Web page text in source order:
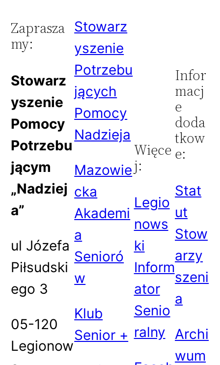
Zaprasza
my:
Stowarz
yszenie
Pomocy
Potrzebu
jącym
„Nadziej
a”
ul Józefa
Piłsudski
ego 3
05-120
Legionow
Stowarz
yszenie
Potrzebu
jących
Pomocy
Nadzieja
Mazowie
cka
Akademi
a
Senioró
w
Klub
Senior +
Więce
j:
Legio
nows
ki
Inform
ator
Senio
ralny
Infor
macj
e
doda
tkow
e:
Stat
ut
Stow
arzy
szeni
a
Archi
wum